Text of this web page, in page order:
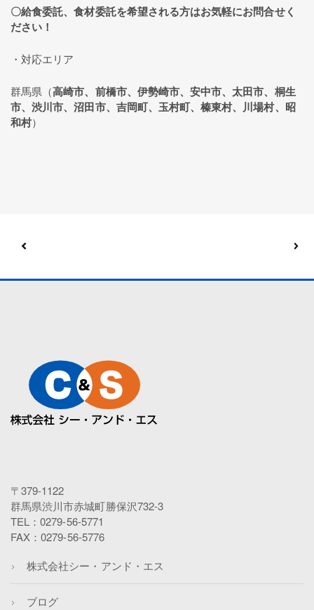
〇給食委託、食材委託を希望される方はお気軽にお問合せく
ださい！
・対応エリア
群馬県（高崎市、前橋市、伊勢崎市、安中市、太田市、桐生
市、渋川市、沼田市、吉岡町、玉村町、榛東村、川場村、昭
和村）
〒379-1122
群馬県渋川市赤城町勝保沢732-3
TEL：0279-56-5771
FAX：0279-56-5776
株式会社シー・アンド・エス
ブログ